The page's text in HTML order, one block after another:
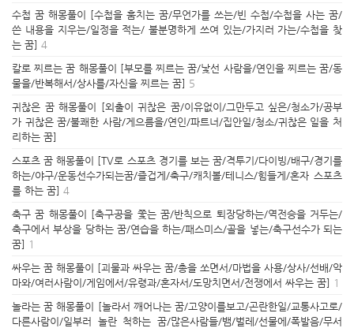
수첩 꿈 해몽풀이 [수첩을 훔치는 꿈/무언가를 쓰는/빈 수첩/수첩을 사는 꿈/
쓴 내용을 지우는/일정을 적는/ 불분명하게 쓰여 있는/가지러 가는/수첩을 찾
는 꿈] 4
칼로 찌르는 꿈 해몽풀이 [부모를 찌르는 꿈/낯선 사람을/연인을 찌르는 꿈/동
물을/반복해서/상사를/자신을 찌르는 꿈] 5
귀찮은 꿈 해몽풀이 [외출이 귀찮은 꿈/이유없이/그만두고 싶은/청소가/공부
가 귀찮은 꿈/불쾌한 사람/게으름을/연인/파트너/집안일/청소/귀찮은 일을 처
리하는 꿈]
스포츠 꿈 해몽풀이 [TV로 스포츠 경기를 보는 꿈/격투기/다이빙/배구/경기를
하는/야구/운동선수가되는꿈/즐겁게/축구/캐치볼/테니스/힘들게/혼자 스포츠
를 하는 꿈] 4
축구 꿈 해몽풀이 [축구공을 쫓는 꿈/반칙으로 퇴장당하는/역전승을 거두는/
축구에서 부상을 당하는 꿈/연습을 하는/패스미스/골을 넣는/축구선수가 되는
꿈] 1
싸우는 꿈 해몽풀이 [괴물과 싸우는 꿈/총을 쏘면서/마법을 사용/상사/선배/악
마와/여러사람이/게임에서/유령과/혼자서/도망치면서/전쟁에서 싸우는 꿈] 1
놀라는 꿈 해몽풀이 [놀라서 깨어나는 꿈/고양이를보고/곤란한일/교통사고로/
다른사람이/일부러 놀란 척하는 꿈/많은사람들/뱀/벌레/선물에/폭발음/무서